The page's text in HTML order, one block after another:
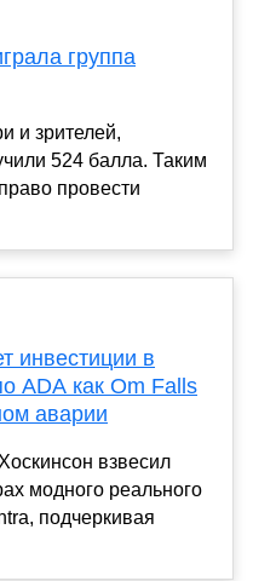
группа
и зрителей,
524 балла. Таким
провести
инвестиции в
ADA как Om Falls
аварии
взвесил
модного реального
подчеркивая